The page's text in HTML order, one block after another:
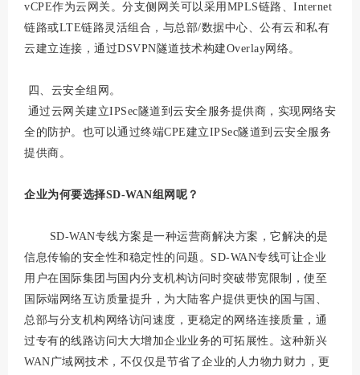
vCPE作为云网关。分支侧网关可以采用MPLS链路、Internet
链路或LTE链路灵活组合，与总部/数据中心、公有云和私有
云建立连接，通过DSVPN隧道技术构建Overlay网络。
四、云安全组网。
通过云网关建立IPSec隧道到云安全服务提供商，实现网络安
全的防护。也可以通过终端CPE建立IPSec隧道到云安全服务
提供商。
企业为何要选择SD-WAN组网呢？
SD-WAN专线方案是一种运营商解决方案，它解决的是
信息传输的安全性和稳定性的问题。SD-WAN专线可让企业
用户在国际集团与国内分支机构访问时突破带宽限制，使至
国际端网络互访质量提升，为大陆客户提供更快的国与国、
总部与分支机构网络访问速度，更稳定的网络连接质量，通
过专有的线路访问大大增加企业业务的可拓展性。这种新兴
WAN广域网技术，不仅仅是节省了企业的人力物力财力，更